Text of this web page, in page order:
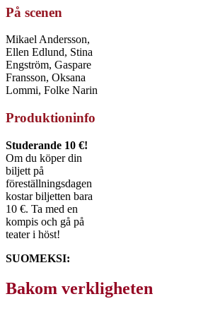
På scenen
Mikael Andersson,
Ellen Edlund, Stina
Engström, Gaspare
Fransson, Oksana
Lommi, Folke Narin
Produktioninfo
Studerande 10 €!
Om du köper din
biljett på
föreställningsdagen
kostar biljetten bara
10 €. Ta med en
kompis och gå på
teater i höst!
SUOMEKSI:
Bakom verkligheten